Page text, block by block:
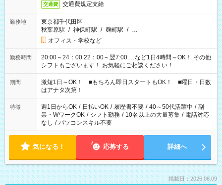
交通費 交通費規定支給
勤務地
東京都千代田区
秋葉原駅 / 神保町駅 / 麹町駅 / …
オフィス・学校など
勤務時間
20:00～24：00 22：00～翌7:00 …など1日4時間～OK！ その他
シフトもございます！ お気軽にご相談ください！
期間
激短1日～OK！ ■もちろん即日スタートもOK！ ■曜日・日数
はアナタ次第！
特徴 週1日からOK / 日払いOK / 履歴書不要 / 40～50代活躍中 / 副
業・WワークOK / シフト勤務 / 10名以上の大量募集 / 電話対応
なし / パソコンスキル不要
気になる！ 応募する 詳細へ
掲載日：2026.08.09